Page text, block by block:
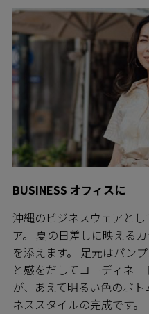
BUSINESS オフィスに
沖縄のビジネスウェアと
ア。 夏の日差しに映える
を添えます。 足元はパン
と感をだしてコーディネ
が、あえて明るい色のボ
ネススタイルの完成です。